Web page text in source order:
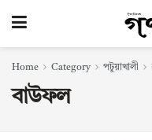
Home Category পটুয়াখালী
বাউফল